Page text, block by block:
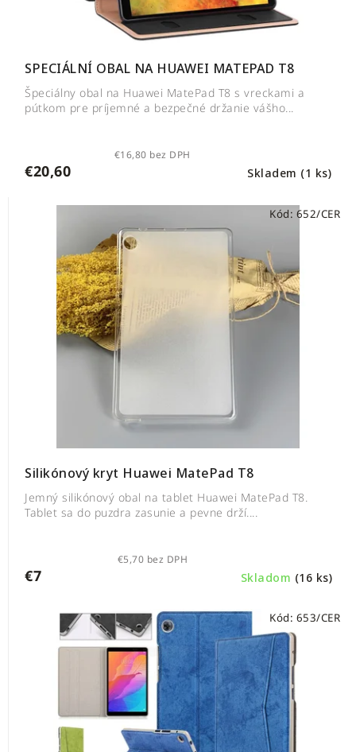
SPECIÁLNÍ OBAL NA HUAWEI MATEPAD T8
Skladem (1 ks)
€16,80 bez DPH
€20,60
Špeciálny obal na Huawei MatePad T8 s vreckami a
pútkom pre príjemné a bezpečné držanie vášho...
Silikónový kryt Huawei MatePad T8
Skladom (16 ks)
€5,70 bez DPH
€7
Jemný silikónový obal na tablet Huawei MatePad T8.
Tablet sa do puzdra zasunie a pevne drží....
Kód: 652/CER
Kód: 653/CER